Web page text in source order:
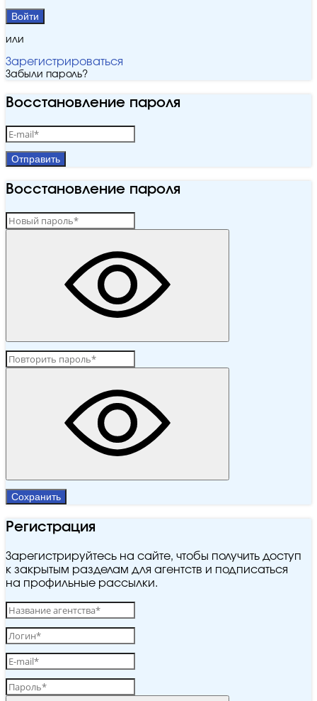
Войти
или
Зарегистрироваться
Забыли пароль?
Восстановление пароля
Отправить
Восстановление пароля
Сохранить
Регистрация
Зарегистрируйтесь на сайте, чтобы получить доступ
к закрытым разделам для агентств и подписаться
на профильные рассылки.